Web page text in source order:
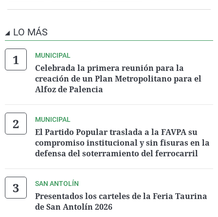
LO MÁS
MUNICIPAL
Celebrada la primera reunión para la
creación de un Plan Metropolitano para el
Alfoz de Palencia
MUNICIPAL
El Partido Popular traslada a la FAVPA su
compromiso institucional y sin fisuras en la
defensa del soterramiento del ferrocarril
SAN ANTOLÍN
Presentados los carteles de la Feria Taurina
de San Antolín 2026